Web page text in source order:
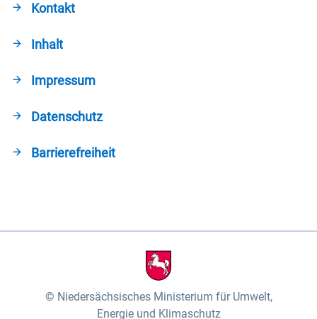
Kontakt
Inhalt
Impressum
Datenschutz
Barrierefreiheit
Niedersächsisches Ministerium für Umwelt,
Energie und Klimaschutz